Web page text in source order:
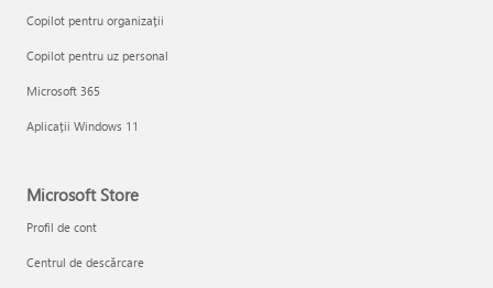
Copilot pentru organizații
Copilot pentru uz personal
Microsoft 365
Aplicații Windows 11
Microsoft Store
Profil de cont
Centrul de descărcare